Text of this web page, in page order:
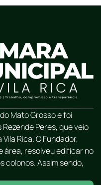
Mato Grosso e foi
Peres, que veio
Rica. O Fundador,
área, resolveu edificar no
colonos. Assim sendo,